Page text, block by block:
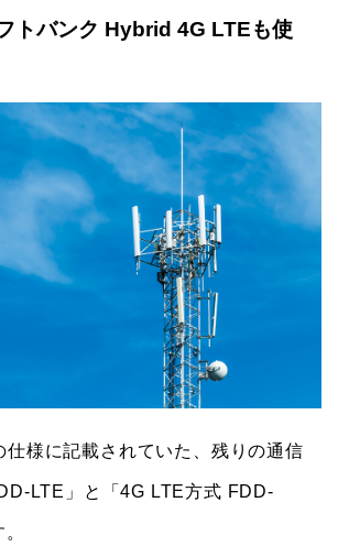
トバンク Hybrid 4G LTEも使
様に記載されていた、残りの通信
LTE」と「4G LTE方式 FDD-